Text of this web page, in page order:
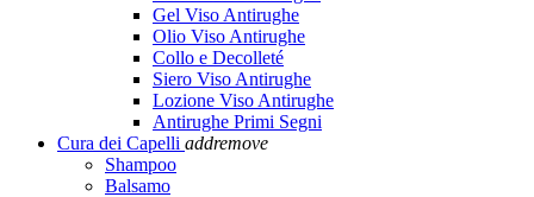
Gel Viso Antirughe
Olio Viso Antirughe
Collo e Decolleté
Siero Viso Antirughe
Lozione Viso Antirughe
Antirughe Primi Segni
Cura dei Capelli addremove
Shampoo
Balsamo